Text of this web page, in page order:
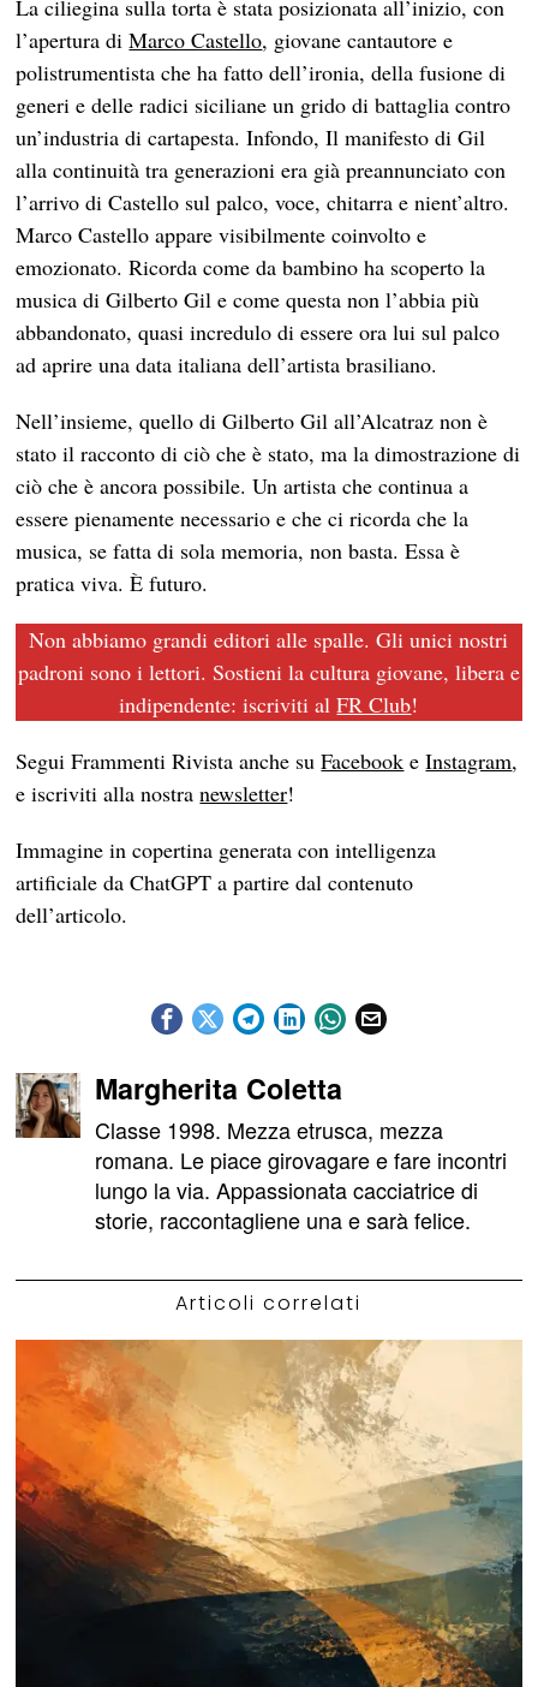
La ciliegina sulla torta è stata posizionata all’inizio, con
l’apertura diMarco Castello, giovane cantautore e
polistrumentista che ha fatto dell’ironia, della fusione di
generi e delle radici siciliane un grido di battaglia contro
un’industria di cartapesta. Infondo, Il manifesto di Gil
alla continuità tra generazioni era già preannunciato con
l’arrivo di Castello sul palco, voce, chitarra e nient’altro.
Marco Castello appare visibilmente coinvolto e
emozionato. Ricorda come da bambino ha scoperto la
musica di Gilberto Gil e come questa non l’abbia più
abbandonato, quasi incredulo di essere ora lui sul palco
ad aprire una data italiana dell’artista brasiliano.
Nell’insieme, quello di Gilberto Gil all’Alcatraz non è
stato il racconto di ciò che è stato, ma la dimostrazione di
ciò che è ancora possibile. Un artista che continua a
essere pienamente necessario e che ci ricorda che la
musica, se fatta di sola memoria, non basta. Essa è
pratica viva. È futuro.
Non abbiamo grandi editori alle spalle. Gli unici nostri
padroni sono i lettori. Sostieni la cultura giovane, libera e
indipendente: iscriviti alFR Club!
Segui Frammenti Rivista anche suFacebook eInstagram,
e iscriviti alla nostranewsletter!
Immagine in copertina generata con intelligenza
artificiale da ChatGPT a partire dal contenuto
dell’articolo.
Margherita Coletta
Classe 1998. Mezza etrusca, mezza
romana. Le piace girovagare e fare incontri
lungo la via. Appassionata cacciatrice di
storie, raccontagliene una e sarà felice.
Articoli correlati